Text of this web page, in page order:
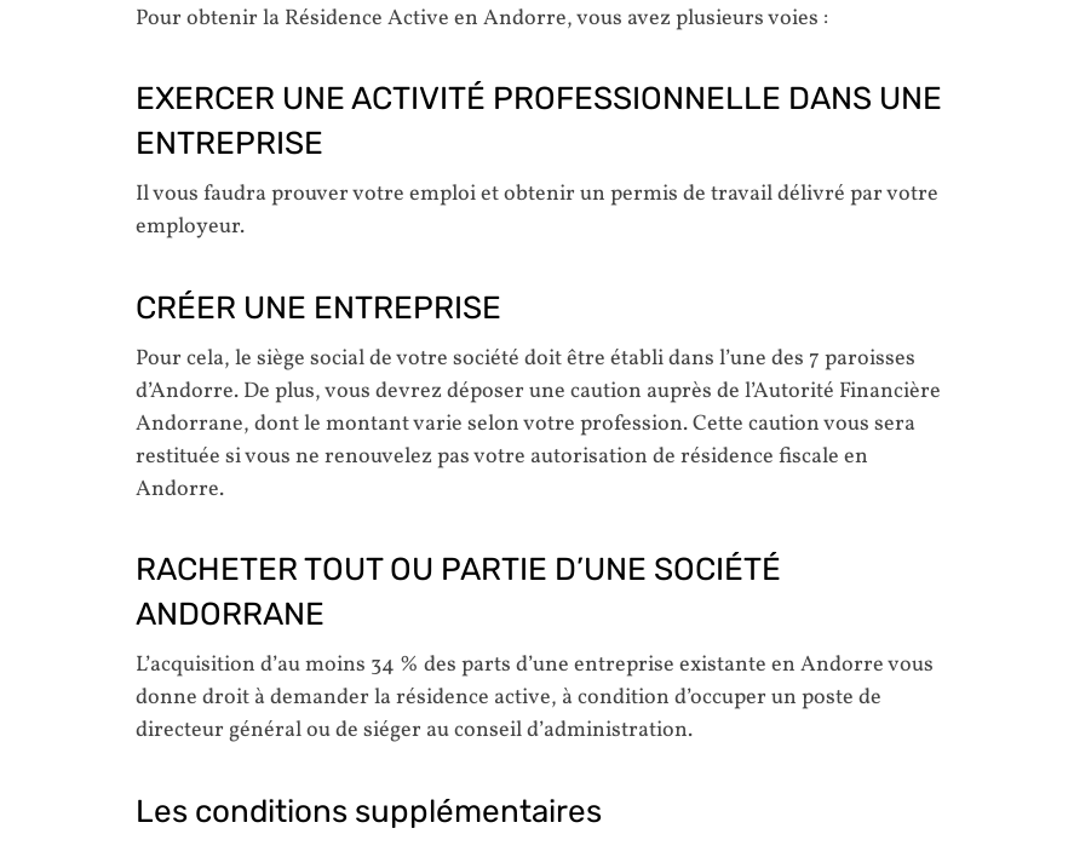
Pour obtenir la Résidence Active en Andorre, vous avez plusieurs voies :
EXERCER UNE ACTIVITÉ PROFESSIONNELLE DANS UNE
ENTREPRISE
Il vous faudra prouver votre emploi et obtenir un permis de travail délivré par votre
employeur.
CRÉER UNE ENTREPRISE
Pour cela, le siège social de votre société doit être établi dans l’une des 7 paroisses
d’Andorre. De plus, vous devrez déposer une caution auprès de l’Autorité Financière
Andorrane, dont le montant varie selon votre profession. Cette caution vous sera
restituée si vous ne renouvelez pas votre autorisation de résidence fiscale en
Andorre.
RACHETER TOUT OU PARTIE D’UNE SOCIÉTÉ
ANDORRANE
L’acquisition d’au moins 34 % des parts d’une entreprise existante en Andorre vous
donne droit à demander la résidence active, à condition d’occuper un poste de
directeur général ou de siéger au conseil d’administration.
Les conditions supplémentaires